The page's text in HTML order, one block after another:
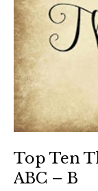
Top Ten
ABC – B